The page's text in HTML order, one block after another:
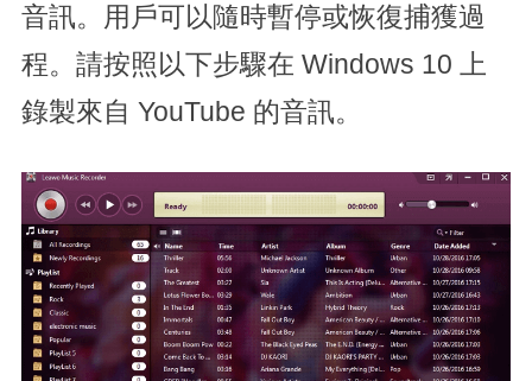
音訊。用戶可以隨時暫停或恢復捕獲過
程。請按照以下步驟在 Windows 10 上
錄製來自 YouTube 的音訊。